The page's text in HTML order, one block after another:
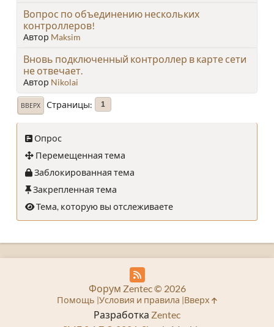
Вопрос по объединению нескольких
контроллеров!
Автор Maksim
Вновь подключенный контроллер в карте сети
не отвечает.
Автор Nikolai
ВВЕРХ Страницы 1
Опрос
Перемещенная тема
Заблокированная тема
Закрепленная тема
Тема, которую вы отслеживаете
Разработка Zentec
Форум Zentec © 2026
Помощь Условия и правила Вверх